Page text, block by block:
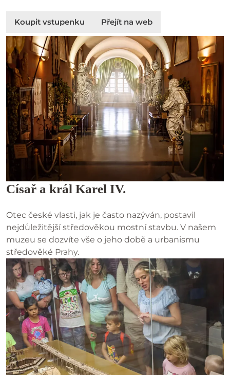
Koupit vstupenku Přejít na web
Císař a král Karel IV.
Otec české vlasti, jak je často nazýván, postavil
nejdůležitější středověkou mostní stavbu. V našem
muzeu se dozvíte vše o jeho době a urbanismu
středověké Prahy.